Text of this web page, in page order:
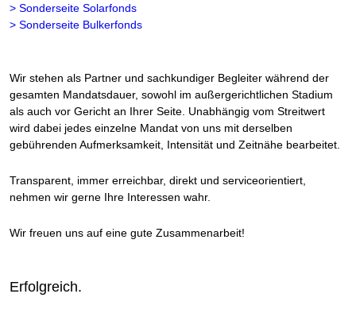
> Sonderseite Solarfonds
> Sonderseite Bulkerfonds
Wir stehen als Partner und sachkundiger Begleiter während der
gesamten Mandatsdauer, sowohl im außergerichtlichen Stadium
als auch vor Gericht an Ihrer Seite. Unabhängig vom Streitwert
wird dabei jedes einzelne Mandat von uns mit derselben
gebührenden Aufmerksamkeit, Intensität und Zeitnähe bearbeitet.
Transparent, immer erreichbar, direkt und serviceorientiert,
nehmen wir gerne Ihre Interessen wahr.
Wir freuen uns auf eine gute Zusammenarbeit!
Erfolgreich.